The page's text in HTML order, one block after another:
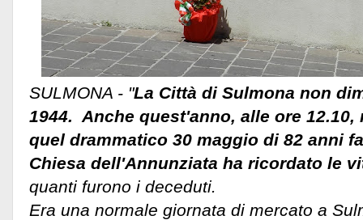
SULMONA - "La Città di Sulmona non
1944. Anche quest'anno, alle ore 12.10,
quel drammatico 30 maggio di 82 anni
Chiesa dell'Annunziata ha ricordato le
quanti furono i deceduti.
Era una normale giornata di mercato a